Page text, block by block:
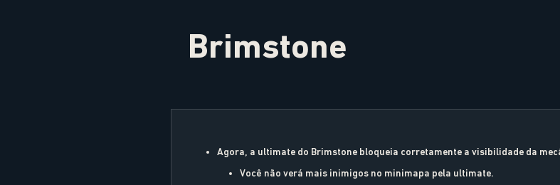
Brimstone
Agora, a ultimate do Brimstone bloqueia corretamente a visibilidade da
Você não verá mais inimigos no minimapa pela ultimate.